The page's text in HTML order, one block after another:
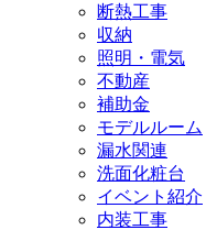
断熱工事
収納
照明・電気
不動産
補助金
モデルルーム
漏水関連
洗面化粧台
イベント紹介
内装工事